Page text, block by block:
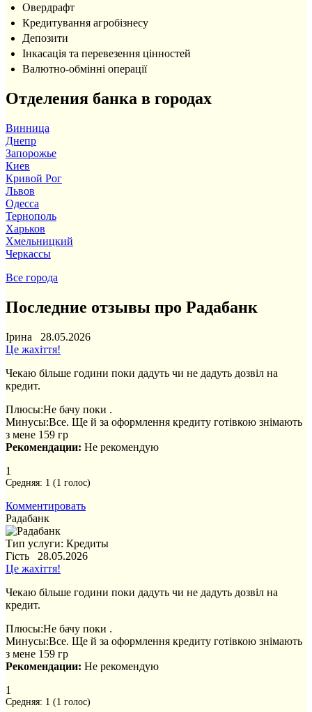
Овердрафт
Кредитування агробізнесу
Депозити
Інкасація та перевезення цінностей
Валютно-обмінні операції
Отделения банка в городах
Винница
Днепр
Запорожье
Киев
Кривой Рог
Львов
Одесса
Тернополь
Харьков
Хмельницкий
Черкассы
Все города
Последние отзывы про Радабанк
Ірина 28.05.2026
Це жахіття!
Чекаю більше години поки дадуть чи не дадуть дозвіл на
кредит.
Плюсы:Не бачу поки .
Минусы:Все. Ще й за оформлення кредиту готівкою знімають
з мене 159 гр
Рекомендации: Не рекомендую
1
Средняя: 1 (1 голос)
Комментировать
Радабанк
Тип услуги: Кредиты
Гість 28.05.2026
Це жахіття!
Чекаю більше години поки дадуть чи не дадуть дозвіл на
кредит.
Плюсы:Не бачу поки .
Минусы:Все. Ще й за оформлення кредиту готівкою знімають
з мене 159 гр
Рекомендации: Не рекомендую
1
Средняя: 1 (1 голос)